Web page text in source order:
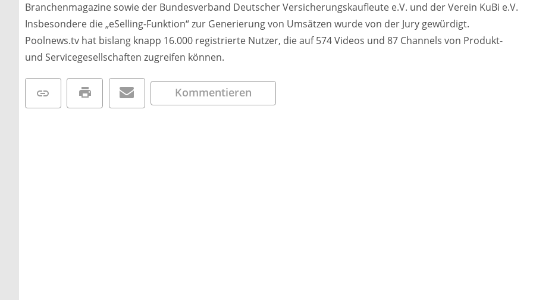
Branchenmagazine sowie der Bundesverband Deutscher Versicherungskaufleute e.V. und der Verein KuBi e.V.
Insbesondere die „eSelling-Funktion“ zur Generierung von Umsätzen wurde von der Jury gewürdigt.
Poolnews.tv hat bislang knapp 16.000 registrierte Nutzer, die auf 574 Videos und 87 Channels von Produkt-
und Servicegesellschaften zugreifen können.
Kommentieren